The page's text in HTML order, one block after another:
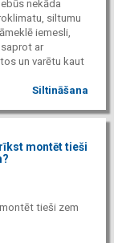
nekāda
siltumu
iemesli,
ar
un varētu kaut
Siltināšana
montēt tieši
tieši zem